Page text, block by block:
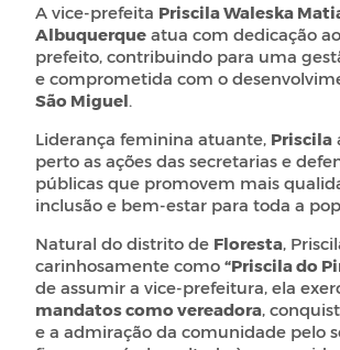
A vice-prefeita Priscila Waleska
Albuquerque atua com dedicação
prefeito, contribuindo para uma
e comprometida com o
São Miguel.
Liderança feminina atuante, Priscila
perto as ações das secretarias e
públicas que promovem mais
inclusão e bem-estar para toda a
Natural do distrito de Floresta,
carinhosamente como “Priscila do
de assumir a vice-prefeitura, ela
mandatos como vereadora,
e a admiração da comunidade pelo